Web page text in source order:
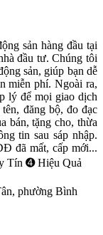
sản hàng đầu tại
đầu tư. Chúng tôi
sản, giúp bạn dễ
miễn phí. Ngoài ra,
lý để mọi giao dịch
đăng bộ, đo đạc
bán, tặng cho, thừa
tin sau sáp nhập.
đã mất, cấp mới...
Tín ➍ Hiệu Quả
phường Bình